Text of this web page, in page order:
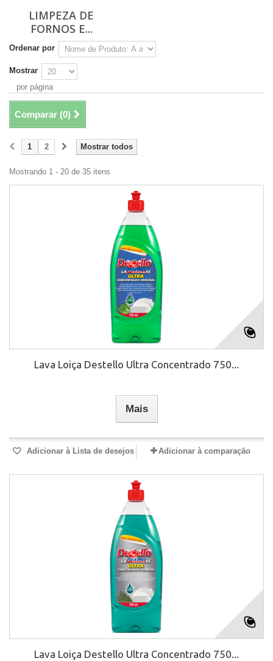
LIMPEZA DE
FORNOS E...
Ordenar por
Mostrar
por página
Comparar (0)
Mostrar todos
1 2
Mostrando 1 - 20 de 35 itens
Lava Loiça Destello Ultra Concentrado 750...
Mais
Adicionar à Lista de desejos Adicionar à comparação
Lava Loiça Destello Ultra Concentrado 750...